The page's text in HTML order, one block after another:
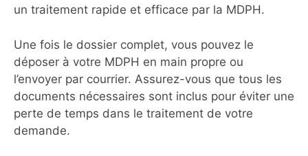
un traitement rapide et efficace par la MDPH.
Une fois le dossier complet, vous pouvez le
déposer à votre MDPH en main propre ou
l’envoyer par courrier. Assurez-vous que tous les
documents nécessaires sont inclus pour éviter une
perte de temps dans le traitement de votre
demande.